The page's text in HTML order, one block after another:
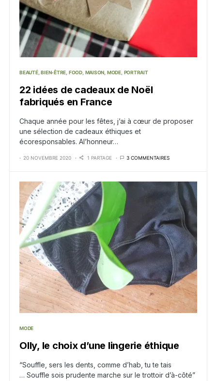
BEAUTÉ BIEN-ÊTRE FOOD MAISON MODE PORTRAIT
22 idées de cadeaux de Noël
fabriqués en France
Chaque année pour les fêtes, j’ai à cœur de proposer
une sélection de cadeaux éthiques et
écoresponsables. Al’honneur…
20 NOVEMBRE 2020 1 PARTAGE 3 COMMENTAIRES
MODE
Olly, le choix d’une lingerie éthique
“Souffle, sers les dents, comme d’hab, tu te tais
… Souffle sois prudente marche sur le trottoir d’à-côté”